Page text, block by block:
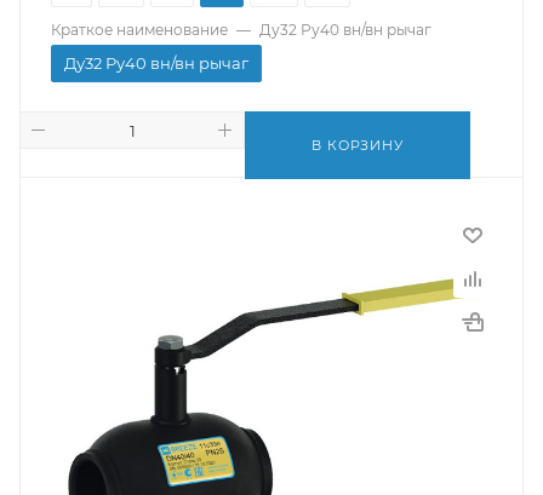
Краткое наименование — Ду32 Ру40 вн/вн рычаг
Ду32 Ру40 вн/вн рычаг
В КОРЗИНУ